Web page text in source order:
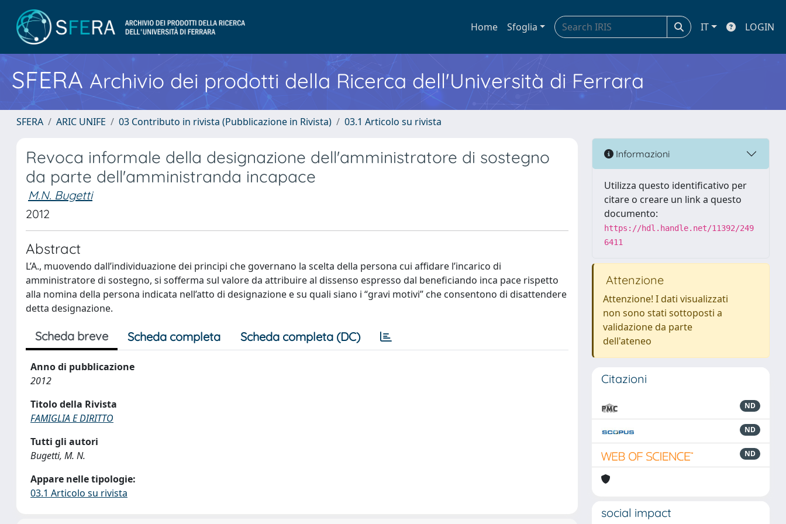
Home Sfoglia IT LOGIN
SFERA Archivio dei prodotti della Ricerca dell'Università di Ferrara
SFERA ARIC UNIFE 03 Contributo in rivista (Pubblicazione in Rivista) 03.1 Articolo su rivista
Revoca informale della designazione dell'amministratore di sostegno
da parte dell'amministranda incapace
M.N. Bugetti
2012
Abstract
L’A., muovendo dall’individuazione dei principi che governano la scelta della persona cui affidare l’incarico di
amministratore di sostegno, si sofferma sul valore da attribuire al dissenso espresso dal beneficiando inca pace rispetto
alla nomina della persona indicata nell’atto di designazione e su quali siano i “gravi motivi” che consentono di disattendere
detta designazione.
Scheda breve Scheda completa Scheda completa (DC)
Anno di pubblicazione
2012
Titolo della Rivista
FAMIGLIA E DIRITTO
Tutti gli autori
Bugetti, M. N.
Appare nelle tipologie:
03.1 Articolo su rivista
Informazioni
Utilizza questo identificativo per
citare o creare un link a questo
documento:
https://hdl.handle.net/11392/249
6411
Attenzione
Attenzione! I dati visualizzati
non sono stati sottoposti a
validazione da parte
dell'ateneo
Citazioni
ND
ND
ND
social impact